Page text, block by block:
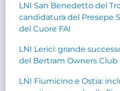
LNI San Benedetto del
candidatura del Presepe
del Cuore FAI
LNI Lerici: grande
del Bertram Owners Club
LNI Fiumicino e Ostia: